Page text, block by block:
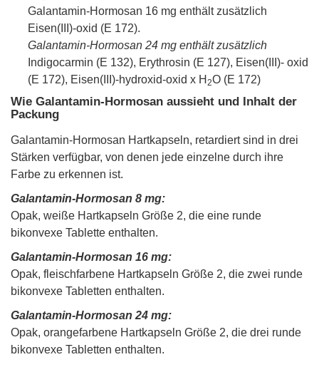
Galantamin-Hormosan 16 mg enthält zusätzlich
Eisen(III)-oxid (E 172).
Galantamin-Hormosan 24 mg enthält zusätzlich
Indigocarmin (E 132), Erythrosin (E 127), Eisen(III)- oxid
(E 172), Eisen(III)-hydroxid-oxid x H 2O (E 172)
Wie Galantamin-Hormosan aussieht und Inhalt der
Packung
Galantamin-Hormosan Hartkapseln, retardiert sind in drei
Stärken verfügbar, von denen jede einzelne durch ihre
Farbe zu erkennen ist.
Galantamin-Hormosan 8 mg:
Opak, weiße Hartkapseln Größe 2, die eine runde
bikonvexe Tablette enthalten.
Galantamin-Hormosan 16 mg:
Opak, fleischfarbene Hartkapseln Größe 2, die zwei runde
bikonvexe Tabletten enthalten.
Galantamin-Hormosan 24 mg:
Opak, orangefarbene Hartkapseln Größe 2, die drei runde
bikonvexe Tabletten enthalten.